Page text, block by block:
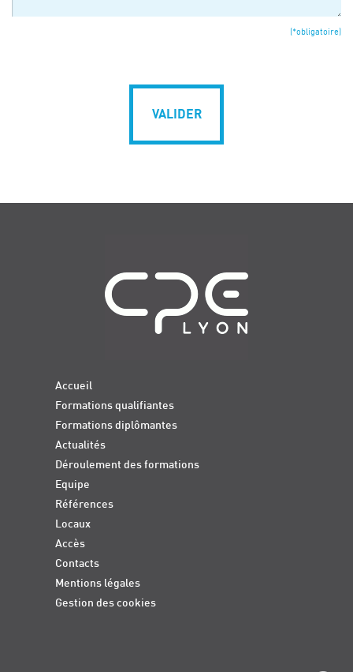
(*obligatoire)
VALIDER
Accueil
Formations qualifiantes
Formations diplômantes
Actualités
Déroulement des formations
Equipe
Références
Locaux
Accès
Contacts
Mentions légales
Gestion des cookies